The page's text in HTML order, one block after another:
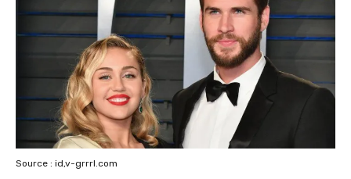
Source : id,v-grrrl.com